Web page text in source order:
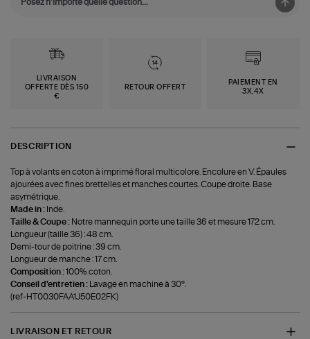
LIVRAISON
OFFERTE DÈS 150
€
RETOUR OFFERT
PAIEMENT EN
3X,4X
DESCRIPTION
Top à volants en coton à imprimé floral multicolore. Encolure en V. Épaules
ajourées avec fines brettelles et manches courtes. Coupe droite. Base
asymétrique.
Made in : Inde.
Taille & Coupe : Notre mannequin porte une taille 36 et mesure 172 cm.
Longueur (taille 36) : 48 cm.
Demi-tour de poitrine : 39 cm.
Longueur de manche : 17 cm.
Composition :100% coton.
Conseil d'entretien :
Lavage en machine à 30°.
(ref-HT0030FAA1J50E02FK)
LIVRAISON ET RETOUR